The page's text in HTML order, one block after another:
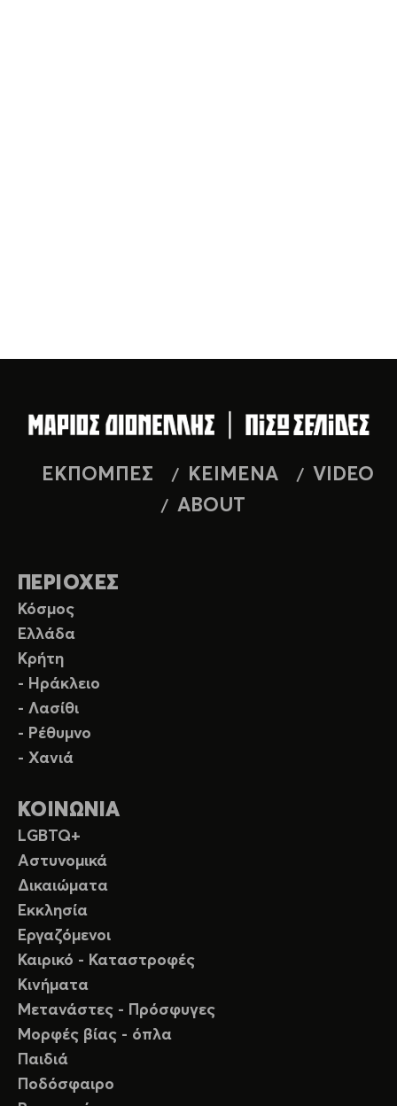
ΕΚΠΟΜΠΕΣ ΚΕΙΜΕΝΑ
VIDEO
ABOUT
ΠΕΡΙΟΧΕΣ
Κόσμος
Ελλάδα
Κρήτη
- Ηράκλειο
- Λασίθι
- Ρέθυμνο
- Χανιά
ΚΟΙΝΩΝΙΑ
LGBTQ+
Αστυνομικά
Δικαιώματα
Εκκλησία
Εργαζόμενοι
Καιρικό - Καταστροφές
Κινήματα
Μετανάστες - Πρόσφυγες
Μορφές βίας - όπλα
Παιδιά
Ποδόσφαιρο